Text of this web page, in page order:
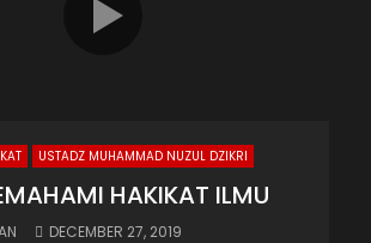
USTADZ MUHAMMAD NUZUL DZIKRI
HAKIKAT ILMU
DECEMBER 27, 2019